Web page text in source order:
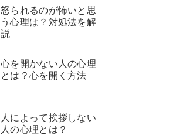
怒られるのが怖いと思
う心理は？対処法を解
説
心を開かない人の心理
とは？心を開く方法
人によって挨拶しない
人の心理とは？